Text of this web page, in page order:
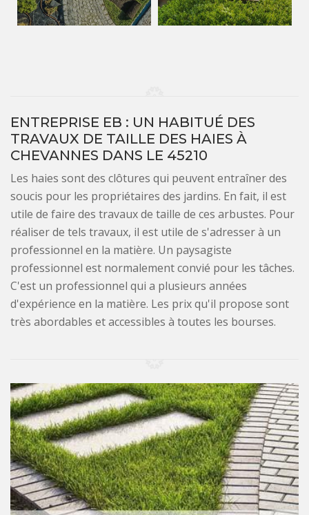
ENTREPRISE EB : UN HABITUÉ DES
TRAVAUX DE TAILLE DES HAIES À
CHEVANNES DANS LE 45210
Les haies sont des clôtures qui peuvent entraîner des
soucis pour les propriétaires des jardins. En fait, il est
utile de faire des travaux de taille de ces arbustes. Pour
réaliser de tels travaux, il est utile de s'adresser à un
professionnel en la matière. Un paysagiste
professionnel est normalement convié pour les tâches.
C'est un professionnel qui a plusieurs années
d'expérience en la matière. Les prix qu'il propose sont
très abordables et accessibles à toutes les bourses.